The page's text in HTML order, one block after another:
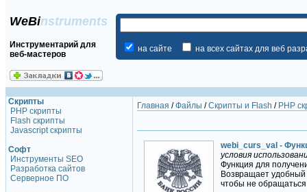
WeBinstruments
Инструментарий для
веб-мастеров
на сайте на всех сайтах для веб
Скрипты
PHP скрипты
Flash скрипты
Javascript скрипты
Софт
Инструменты SEO
Разработка сайтов
Серверное ПО
Главная /Файлы /Скрипты и Flash / PHP
webi_curs_val -
условия
Функция для
Возвращает
чтобы не